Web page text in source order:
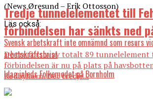
(News Øresund – Erik Ottosson)
Läs också:
Svensk arbetskraft inte omnämnd som resurs
arbetskraftsbrist
Idag inleds Folkemødet på Bornholm
Tredje tunnelelementet till
förbindelsen har sänkts ned
De tre första av totalt 89 tunnelelement
förbindelsen är nu på plats på
Rødbyhavn. Det tredje...